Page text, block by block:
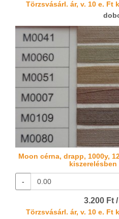
Törzsvásárl. ár, v. 10 e. Ft
Moon cérna, drapp, 1000y,
kiszerelésben
-
3.200 Ft
Törzsvásárl. ár, v. 10 e. Ft